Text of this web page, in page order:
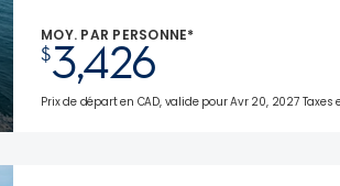
MOY. PAR PERSONNE*
$3,426
Prix de départ en CAD, valide pour Avr 20, 2027 Taxes